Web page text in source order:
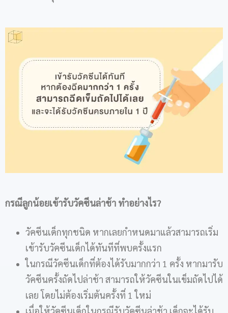
กรณีลูกน้อยเข้ารับวัคซีนล่าช้า ทำอย่างไร?
วัคซีนเด็กทุกชนิด หากเลยกำหนดมาแล้วสามารถเริ่ม
เข้ารับวัคซีนเด็กได้ทันทีที่พบครั้งแรก
ในกรณีวัคซีนเด็กที่ต้องได้รับมากกว่า 1 ครั้ง หากมารับ
วัคซีนครั้งถัดไปล่าช้า สามารถให้วัคซีนในเข็มถัดไปได้
เลย โดยไม่ต้องเริ่มต้นครั้งที่ 1 ใหม่
เมื่อให้วัคซีนเด็กในกรณีรับวัคซีนล่าช้า เด็กจะได้รับ